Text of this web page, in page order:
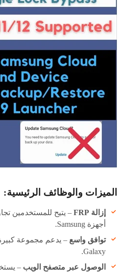
الميزات والوظائف الرئيسية:
إزالة FRP
أجهزة Samsung.
توافق واسع
Galaxy.
الوصول عبر متصفح الويب –